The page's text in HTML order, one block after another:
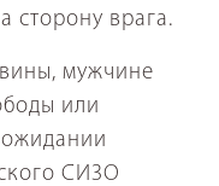
сторону врага.
вины, мужчине
или
СИЗО